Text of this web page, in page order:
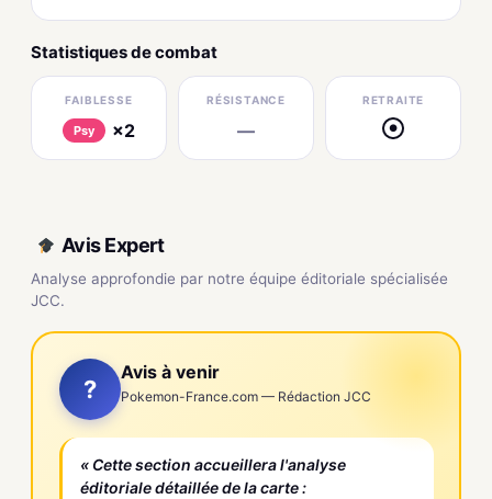
Statistiques de combat
FAIBLESSE
Psy ×2
RÉSISTANCE
—
RETRAITE
●
Avis Expert
Analyse approfondie par notre équipe éditoriale spécialisée
JCC.
?
Avis à venir
Pokemon-France.com — Rédaction JCC
« Cette section accueillera l'analyse
éditoriale détaillée de la carte :